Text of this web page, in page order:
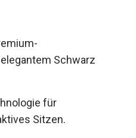
Schwarz
für
Sitzen.